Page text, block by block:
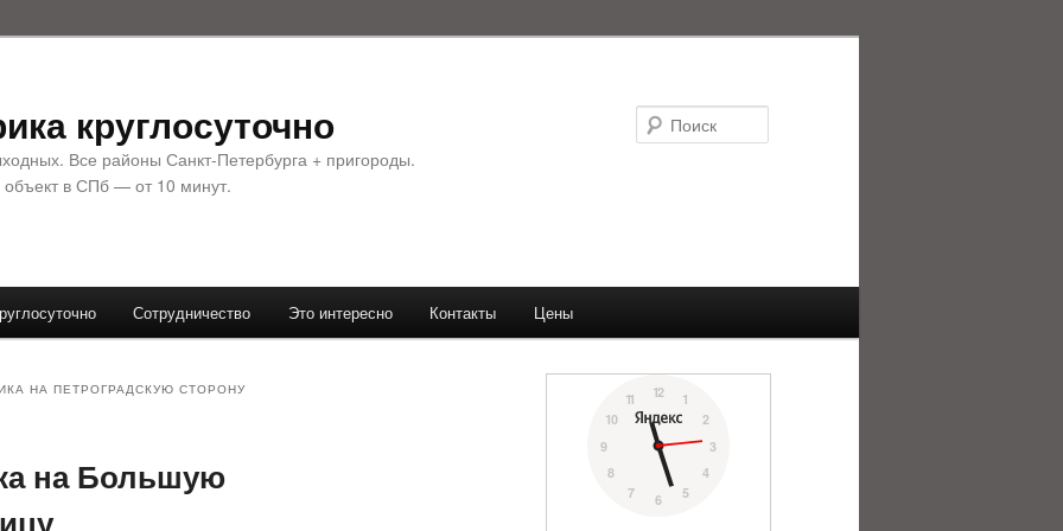
круглосуточно
Все районы Санкт-Петербурга + пригороды.
в СПб — от 10 минут.
Сотрудничество Это интересно Контакты Цены
НА ПЕТРОГРАДСКУЮ СТОРОНУ
на Большую